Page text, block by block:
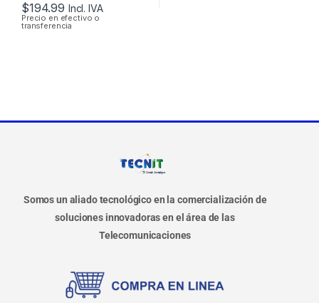
$194.99 Incl. IVA
Precio en efectivo o
transferencia
Somos un aliado tecnológico en la comercialización de
soluciones innovadoras en el área de las
Telecomunicaciones